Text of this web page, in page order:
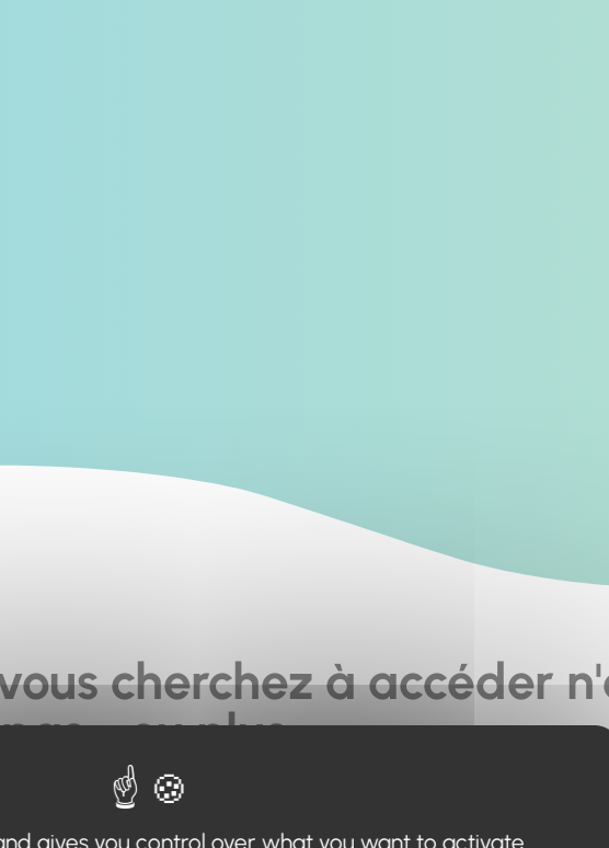
cherchez à accéder
pas... ou plus.
en haut de page, ou à utiliser le menu pour trouver le contenu
gives you control over what you want to activate